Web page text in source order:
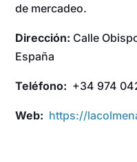
de mercadeo.
Dirección: Calle
España
Teléfono: +34 974
Web: https://